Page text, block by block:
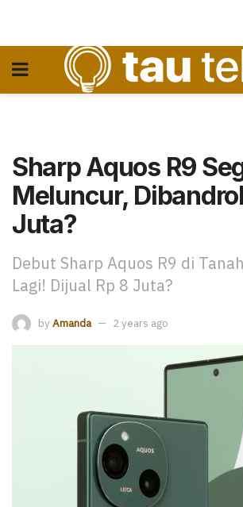
Sharp Aquos R9
Meluncur,
Juta?
Debut Sharp Aquos R9 di
Lagi! Dijual Rp 8 Juta?
by Amanda 2 years ago